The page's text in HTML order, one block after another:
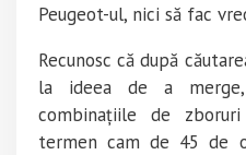
Peugeot-ul, nici să fac
Recunosc că după
la ideea de a
combinațiile de
termen cam de 45 de